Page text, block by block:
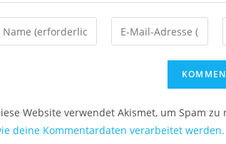
Website verwendet Akismet, um Spam zu
deine Kommentardaten verarbeitet werden.